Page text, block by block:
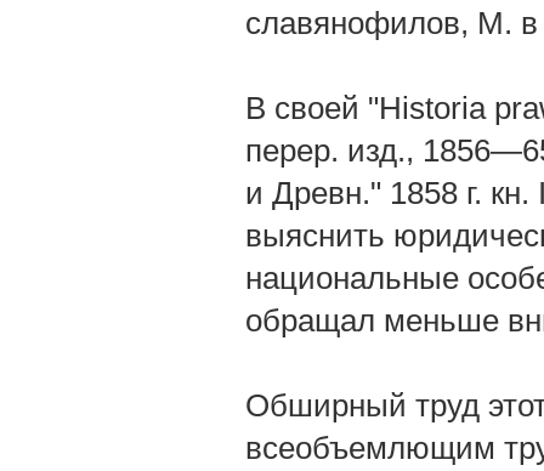
славянофилов, М.
В своей "Historia
перер. изд.,
и Древн." 1858 г.
выяснить
национальные
обращал меньше
Обширный труд
всеобъемлющим